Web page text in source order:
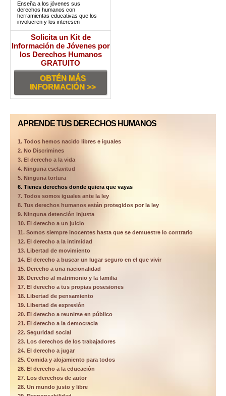
Enseña a los jóvenes sus
derechos humanos con
herramientas educativas que los
involucren y los interesen
Solicita un Kit de
Información de Jóvenes por
los Derechos Humanos
GRATUITO
OBTÉN MÁS
INFORMACIÓN >>
APRENDE TUS DERECHOS HUMANOS
1. Todos hemos nacido libres e iguales
2. No Discrimines
3. El derecho a la vida
4. Ninguna esclavitud
5. Ninguna tortura
6. Tienes derechos donde quiera que vayas
7. Todos somos iguales ante la ley
8. Tus derechos humanos están protegidos por la ley
9. Ninguna detención injusta
10. El derecho a un juicio
11. Somos siempre inocentes hasta que se demuestre lo contrario
12. El derecho a la intimidad
13. Libertad de movimiento
14. El derecho a buscar un lugar seguro en el que vivir
15. Derecho a una nacionalidad
16. Derecho al matrimonio y la familia
17. El derecho a tus propias posesiones
18. Libertad de pensamiento
19. Libertad de expresión
20. El derecho a reunirse en público
21. El derecho a la democracia
22. Seguridad social
23. Los derechos de los trabajadores
24. El derecho a jugar
25. Comida y alojamiento para todos
26. El derecho a la educación
27. Los derechos de autor
28. Un mundo justo y libre